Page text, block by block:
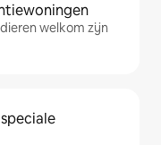
welkom zijn